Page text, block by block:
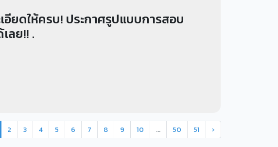
ยดให้ครบ! ประกาศรูปแบบการสอบ
ลย!! .
2 3 4 5 6 7 8 9 10 ... 50 51 ›